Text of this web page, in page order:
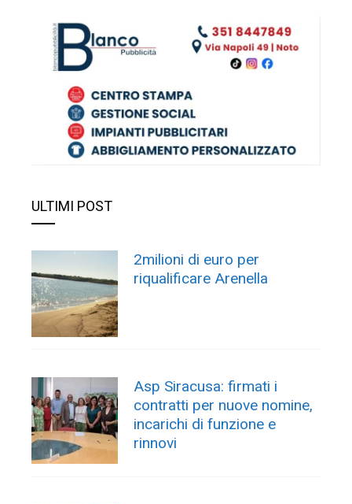
articoli
ULTIMI POST
2milioni di euro per
riqualificare Arenella
Asp Siracusa: firmati i
contratti per nuove nomine,
incarichi di funzione e
rinnovi